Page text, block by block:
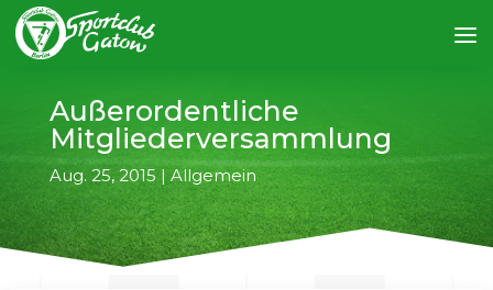
Außerordentliche
Mitgliederversammlung
Aug. 25, 2015|Allgemein